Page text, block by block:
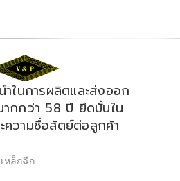
ำในการผลิตและส่งออก
ากกว่า 58 ปี ยึดมั่นใน
วามซื่อสัตย์ต่อลูกค้า
หล็กฉีก